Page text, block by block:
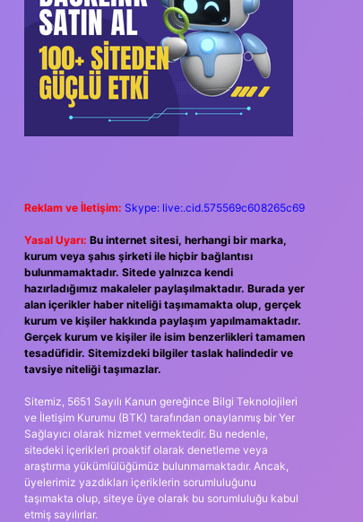
Reklam ve İletişim: Skype: live:.cid.575569c608265c69
Yasal Uyarı: Bu internet sitesi, herhangi bir marka,
kurum veya şahıs şirketi ile hiçbir bağlantısı
bulunmamaktadır. Sitede yalnızca kendi
hazırladığımız makaleler paylaşılmaktadır. Burada yer
alan içerikler haber niteliği taşımamakta olup, gerçek
kurum ve kişiler hakkında paylaşım yapılmamaktadır.
Gerçek kurum ve kişiler ile isim benzerlikleri tamamen
tesadüfidir. Sitemizdeki bilgiler taslak halindedir ve
tavsiye niteliği taşımazlar.
Sitemiz, 5651 Sayılı Kanun gereğince Bilgi Teknolojileri
ve İletişim Kurumu (BTK) tarafından onaylanmış bir Yer
Sağlayıcı olarak hizmet vermektedir. Bu nedenle,
sitedeki içerikleri proaktif olarak denetleme veya
araştırma yükümlülüğümüz bulunmamaktadır. Ancak,
üyelerimiz yazdıkları içeriklerin sorumluluğunu
taşımakta olup, siteye üye olarak bu sorumluluğu kabul
etmiş sayılırlar.